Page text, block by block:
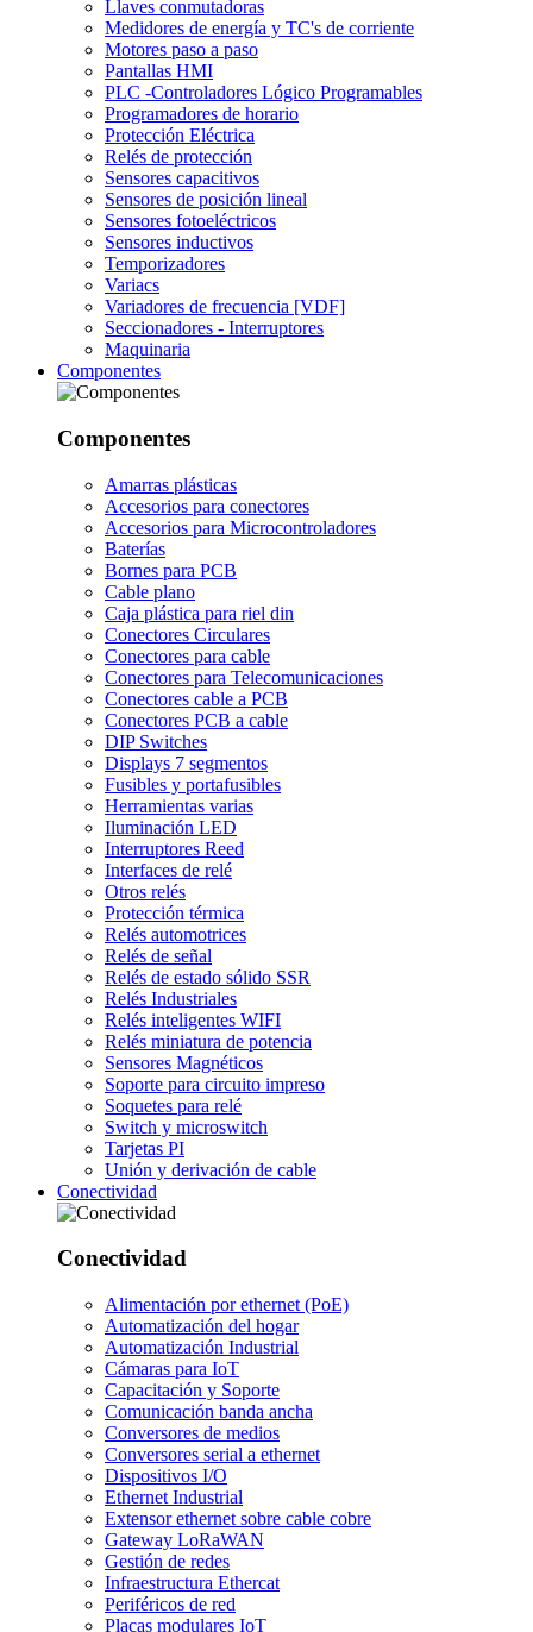
Llaves conmutadoras
Medidores de energía y TC's de corriente
Motores paso a paso
Pantallas HMI
PLC -Controladores Lógico Programables
Programadores de horario
Protección Eléctrica
Relés de protección
Sensores capacitivos
Sensores de posición lineal
Sensores fotoeléctricos
Sensores inductivos
Temporizadores
Variacs
Variadores de frecuencia [VDF]
Seccionadores - Interruptores
Maquinaria
Componentes
Componentes
Amarras plásticas
Accesorios para conectores
Accesorios para Microcontroladores
Baterías
Bornes para PCB
Cable plano
Caja plástica para riel din
Conectores Circulares
Conectores para cable
Conectores para Telecomunicaciones
Conectores cable a PCB
Conectores PCB a cable
DIP Switches
Displays 7 segmentos
Fusibles y portafusibles
Herramientas varias
Iluminación LED
Interruptores Reed
Interfaces de relé
Otros relés
Protección térmica
Relés automotrices
Relés de señal
Relés de estado sólido SSR
Relés Industriales
Relés inteligentes WIFI
Relés miniatura de potencia
Sensores Magnéticos
Soporte para circuito impreso
Soquetes para relé
Switch y microswitch
Tarjetas PI
Unión y derivación de cable
Conectividad
Conectividad
Alimentación por ethernet (PoE)
Automatización del hogar
Automatización Industrial
Cámaras para IoT
Capacitación y Soporte
Comunicación banda ancha
Conversores de medios
Conversores serial a ethernet
Dispositivos I/O
Ethernet Industrial
Extensor ethernet sobre cable cobre
Gateway LoRaWAN
Gestión de redes
Infraestructura Ethercat
Periféricos de red
Placas modulares IoT